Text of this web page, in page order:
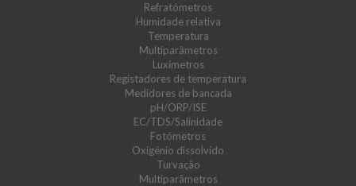
Refratómetros
Humidade relativa
Temperatura
Multiparâmetros
Luxímetros
Registadores de temperatura
Medidores de bancada
pH/ORP/ISE
EC/TDS/Salinidade
Fotómetros
Oxigénio dissolvido
Turvação
Multiparâmetros